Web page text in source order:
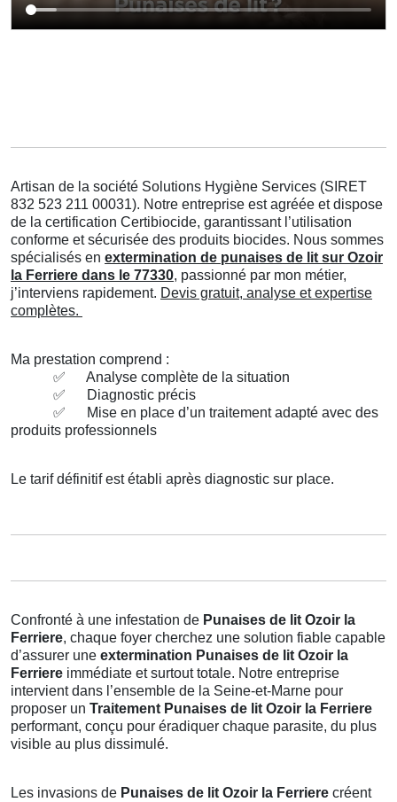
Artisan de la société Solutions Hygiène Services (SIRET
832 523 211 00031). Notre entreprise est agréée et dispose
de la certification Certibiocide, garantissant l’utilisation
conforme et sécurisée des produits biocides. Nous sommes
spécialisés en extermination de punaises de lit sur Ozoir
la Ferriere dans le 77330, passionné par mon métier,
j’interviens rapidement. Devis gratuit, analyse et expertise
complètes.
Ma prestation comprend :
✅
Analyse complète de la situation
✅
Diagnostic précis
✅
Mise en place d’un traitement adapté avec des
produits professionnels
Le tarif définitif est établi après diagnostic sur place.
Confronté à une infestation de Punaises de lit Ozoir la
Ferriere, chaque foyer cherchez une solution fiable capable
d’assurer une extermination Punaises de lit Ozoir la
Ferriere immédiate et surtout totale. Notre entreprise
intervient dans l’ensemble de la Seine-et-Marne pour
proposer un Traitement Punaises de lit Ozoir la Ferriere
performant, conçu pour éradiquer chaque parasite, du plus
visible au plus dissimulé.
Les invasions de Punaises de lit Ozoir la Ferriere créent